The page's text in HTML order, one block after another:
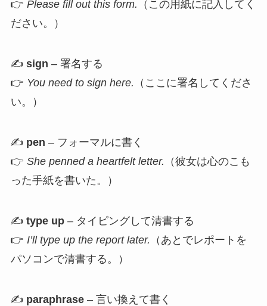
👉 Please fill out this form. （この用紙に記入してく
ださい。）
✍️ sign – 署名する
👉 You need to sign here. （ここに署名してくださ
い。）
✍️ pen – フォーマルに書く
👉 She penned a heartfelt letter. （彼女は心のこも
った手紙を書いた。）
✍️ type up– タイピングして清書する
👉 I’ll type up the report later. （あとでレポートを
パソコンで清書する。）
✍️ paraphrase– 言い換えて書く